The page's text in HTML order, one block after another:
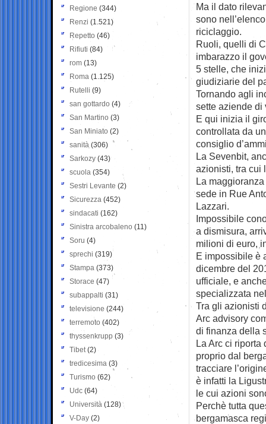
Ma il dato
sono
riciclaggio.
Ruoli, quelli di
imbarazzo il
5 stelle, che
giudiziarie del
Tornando agli
sette aziende di
E qui inizia il
controllata da
consiglio
La Sevenbit,
azionisti, tra cui
La
sede in Rue
Lazzari.
Impossibile
a dismisura,
milioni di euro,
E impossibile è
dicembre del
ufficiale, e
specializzata
Tra gli azionisti
Arc advisory
di finanza della
La Arc ci riporta
proprio dal
tracciare
è infatti la
le cui azioni
Perchè tutta
bergamasca
Regione (344)
Renzi (1.521)
Repetto (46)
Rifiuti (84)
rom (13)
Roma (1.125)
Rutelli (9)
san gottardo (4)
San Martino (3)
San Miniato (2)
sanità (306)
Sarkozy (43)
scuola (354)
Sestri Levante (2)
Sicurezza (452)
sindacati (162)
Sinistra arcobaleno (11)
Soru (4)
sprechi (319)
Stampa (373)
Storace (47)
subappalti (31)
televisione(244)
terremoto (402)
thyssenkrupp (3)
Tibet(2)
tredicesima (3)
Turismo (62)
Udc (64)
Università (128)
V-Day (2)